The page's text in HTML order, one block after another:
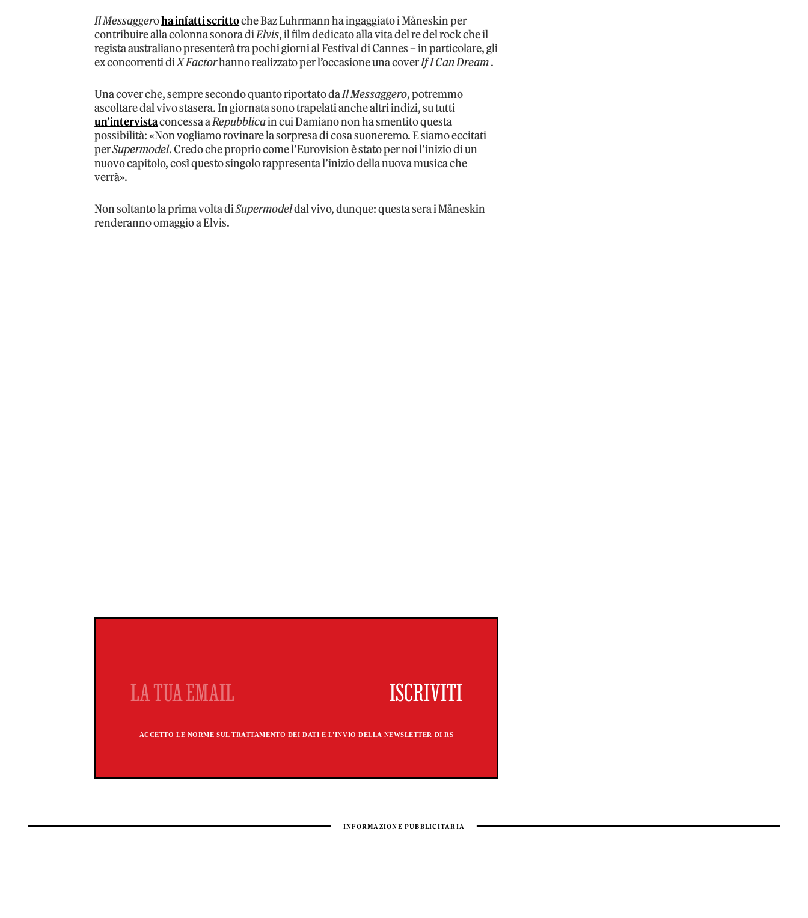
Il Messaggeroha infatti scrittoche Baz Luhrmann ha ingaggiato i Måneskin per
contribuire alla colonna sonora diElvis, il film dedicato alla vita del re del rock che il
regista australiano presenterà tra pochi giorni al Festival di Cannes – in particolare, gli
ex concorrenti diX Factorhanno realizzato per l’occasione una coverIf I Can Dream.
Una cover che, sempre secondo quanto riportato daIl Messaggero, potremmo
ascoltare dal vivo stasera. In giornata sono trapelati anche altri indizi, su tutti
un’intervistaconcessa aRepubblicain cui Damiano non ha smentito questa
possibilità: «Non vogliamo rovinare la sorpresa di cosa suoneremo. E siamo eccitati
perSupermodel. Credo che proprio come l’Eurovision è stato per noi l’inizio di un
nuovo capitolo, così questo singolo rappresenta l’inizio della nuova musica che
verrà».
Non soltanto la prima volta diSupermodeldal vivo, dunque: questa sera i Måneskin
renderanno omaggio a Elvis.
ACCETTO LE NORME SUL TRATTAMENTO DEI DATI E L'INVIO DELLA NEWSLETTER DI RS